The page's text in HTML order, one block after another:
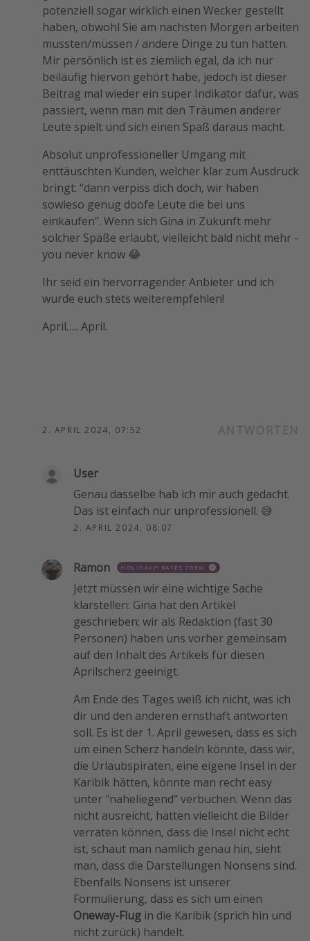
potenziell sogar wirklich einen Wecker gestellt
haben, obwohl Sie am nächsten Morgen arbeiten
mussten/müssen / andere Dinge zu tun hatten.
Mir persönlich ist es ziemlich egal, da ich nur
beiläufig hiervon gehört habe, jedoch ist dieser
Beitrag mal wieder ein super Indikator dafür, was
passiert, wenn man mit den Träumen anderer
Leute spielt und sich einen Spaß daraus macht.
Absolut unprofessioneller Umgang mit
enttäuschten Kunden, welcher klar zum Ausdruck
bringt: “dann verpiss dich doch, wir haben
sowieso genug doofe Leute die bei uns
einkaufen”. Wenn sich Gina in Zukunft mehr
solcher Späße erlaubt, vielleicht bald nicht mehr -
you never know 😂
Ihr seid ein hervorragender Anbieter und ich
würde euch stets weiterempfehlen!
April….. April.
2. APRIL 2024, 07:52
User
Genau dasselbe hab ich mir auch gedacht.
Das ist einfach nur unprofessionell. 😅
2. APRIL 2024, 08:07
Ramon HOLIDAYPIRATES CREW
Jetzt müssen wir eine wichtige Sache
klarstellen: Gina hat den Artikel
geschrieben; wir als Redaktion (fast 30
Personen) haben uns vorher gemeinsam
auf den Inhalt des Artikels für diesen
Aprilscherz geeinigt.
Am Ende des Tages weiß ich nicht, was ich
dir und den anderen ernsthaft antworten
soll. Es ist der 1. April gewesen, dass es sich
um einen Scherz handeln könnte, dass wir,
die Urlaubspiraten, eine eigene Insel in der
Karibik hätten, könnte man recht easy
unter "naheliegend" verbuchen. Wenn das
nicht ausreicht, hätten vielleicht die Bilder
verraten können, dass die Insel nicht echt
ist, schaut man nämlich genau hin, sieht
man, dass die Darstellungen Nonsens sind.
Ebenfalls Nonsens ist unserer
Formulierung, dass es sich um einen
Oneway-Flug in die Karibik (sprich hin und
nicht zurück) handelt.